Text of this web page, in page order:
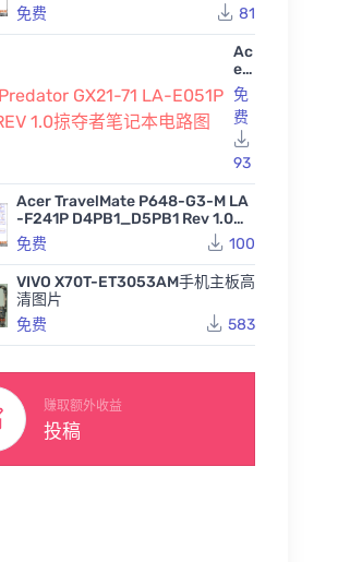
免费
81
Ac
er
Pr
ed
at
or
GX
21
-7
1 L
A-
E0
51
P
2
RE
记
免
费
93
Acer TravelMate P648-G3-M LA
-F241P D4PB1_D5PB1 Rev 1.0宏
基笔记本图纸
免费 100
VIVO X70T-ET3053AM手机主板高
清图片
免费
583
赚取额外收益
投稿